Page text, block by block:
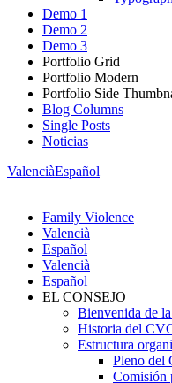
Demo 1
Demo 2
Demo 3
Portfolio Grid
Portfolio Modern
Portfolio Side
Blog Columns
Single Posts
Noticias
ValenciàEspañol
Family Violence
Valencià
Español
Valencià
Español
EL CONSEJO
Bienvenida de
Historia del
Estructura
Pleno del
Comisión